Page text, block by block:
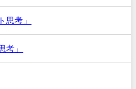
思考」
考」